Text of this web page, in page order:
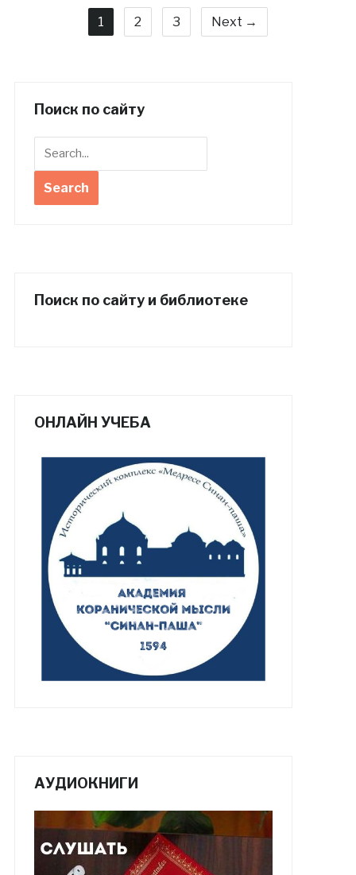
1 2 3 Next →
Поиск по сайту
Поиск по сайту и библиотеке
ОНЛАЙН УЧЕБА
АУДИОКНИГИ